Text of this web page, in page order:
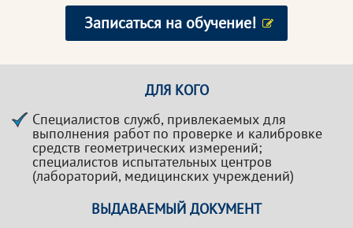
Записаться на обучение!
ДЛЯ КОГО
Специалистов служб, привлекаемых для
выполнения работ по проверке и калибровке
средств геометрических измерений;
специалистов испытательных центров
(лабораторий, медицинских учреждений)
ВЫДАВАЕМЫЙ ДОКУМЕНТ